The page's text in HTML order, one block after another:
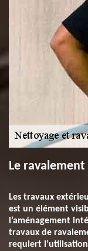
Le
Les travaux
est un élément
l’aménagement
travaux de
requiert